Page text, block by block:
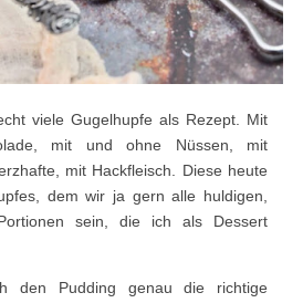
viele Gugelhupfe als Rezept. Mit
mit und ohne Nüssen, mit
mit Hackfleisch. Diese heute
dem wir ja gern alle huldigen,
sein, die ich als Dessert
den Pudding genau die richtige